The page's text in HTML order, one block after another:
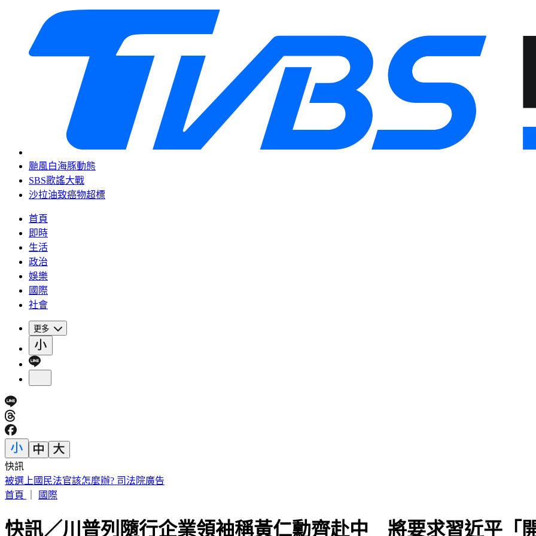
颱風白海豚動態
SBS歌謠大戰
沙拉油致癌物超標
首頁
即時
生活
政治
娛樂
國際
社會
更多
快訊
被選上國民法官該怎麼辦? 司法院廣告
首頁
國際
快訊／川普列隨行企業領袖稱黃仁勳齊赴中 將要求習近平「開